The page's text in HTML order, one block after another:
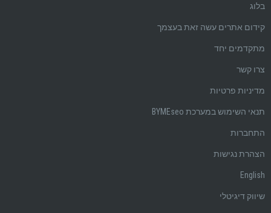
בלוג
קידום אתרים עשה זאת בעצמך
מתקדמים יחד
צרו קשר
מדיניות פרטיות
תנאי השימוש במערכת BYMEseo
התחברות
הצהרת נגישות
English
שיווק דיגיטלי